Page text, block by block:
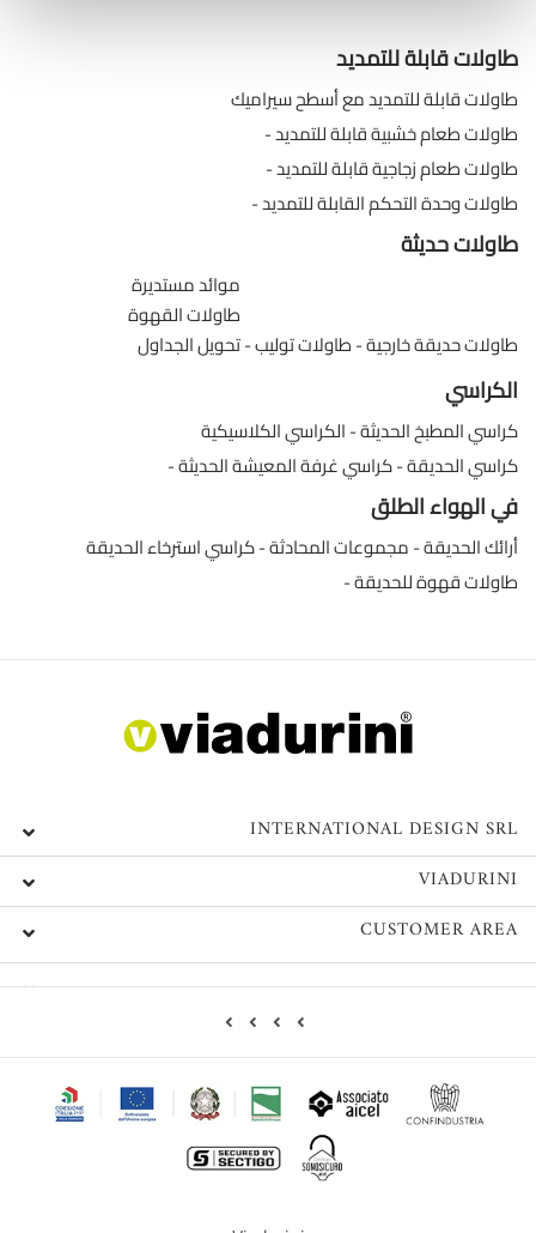
طاولات قابلة للتمديد
طاولات قابلة للتمديد مع أسطح سيراميك
طاولات طعام خشبية قابلة للتمديد
طاولات طعام زجاجية قابلة للتمديد
طاولات وحدة التحكم القابلة للتمديد
طاولات حديثة
موائد مستديرة
طاولات القهوة
تحويل الجداول طاولات توليب طاولات حديقة خارجية
الكراسي
الكراسي الكلاسيكية كراسي المطبخ الحديثة
كراسي غرفة المعيشة الحديثة كراسي الحديقة
في الهواء الطلق
كراسي استرخاء الحديقة مجموعات المحادثة أرائك الحديقة
طاولات قهوة للحديقة
INTERNATIONAL DESIGN SRL
VIADURINI
CUSTOMER AREA